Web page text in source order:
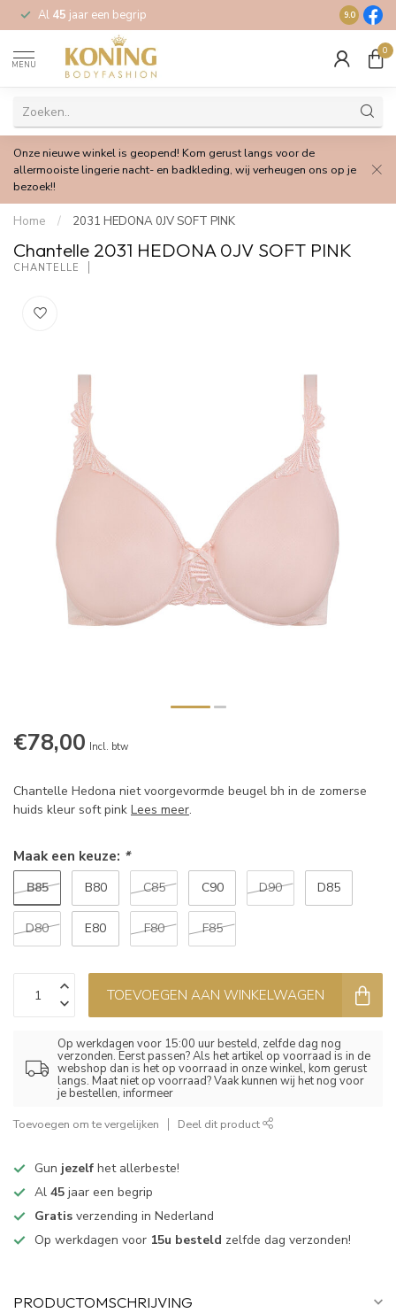
Al 45 jaar een begrip Gratis
9.0
MENU
0
Onze nieuwe winkel is geopend! Kom gerust langs voor de
allermooiste lingerie nacht- en badkleding, wij verheugen ons op je
bezoek!!
Home / 2031 HEDONA 0JV SOFT PINK
Chantelle 2031 HEDONA 0JV SOFT PINK
CHANTELLE
€78,00 Incl. btw
Chantelle Hedona niet voorgevormde beugel bh in de zomerse
huids kleur soft pink Lees meer.
Maak een keuze: *
B85 B80 C85 C90 D90 D85
D80 E80 F80 F85
TOEVOEGEN AAN WINKELWAGEN
Op werkdagen voor 15:00 uur besteld, zelfde dag nog
verzonden. Eerst passen? Als het artikel op voorraad is in de
webshop dan is het op voorraad in onze winkel, kom gerust
langs. Maat niet op voorraad? Vaak kunnen wij het nog voor
je bestellen, informeer
Toevoegen om te vergelijken Deel dit product
Gun jezelf het allerbeste!
Al 45 jaar een begrip
Gratis verzending in Nederland
Op werkdagen voor 15u besteld zelfde dag verzonden!
PRODUCTOMSCHRIJVING